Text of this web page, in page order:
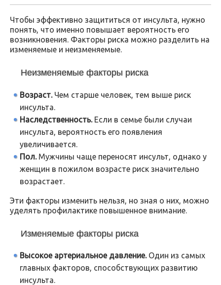
Чтобы эффективно защититься от инсульта, нужно
понять, что именно повышает вероятность его
возникновения. Факторы риска можно разделить на
изменяемые и неизменяемые.
Неизменяемые факторы риска
Возраст. Чем старше человек, тем выше риск
инсульта.
Наследственность. Если в семье были случаи
инсульта, вероятность его появления
увеличивается.
Пол. Мужчины чаще переносят инсульт, однако у
женщин в пожилом возрасте риск значительно
возрастает.
Эти факторы изменить нельзя, но зная о них, можно
уделять профилактике повышенное внимание.
Изменяемые факторы риска
Высокое артериальное давление.Один из самых
главных факторов, способствующих развитию
инсульта.